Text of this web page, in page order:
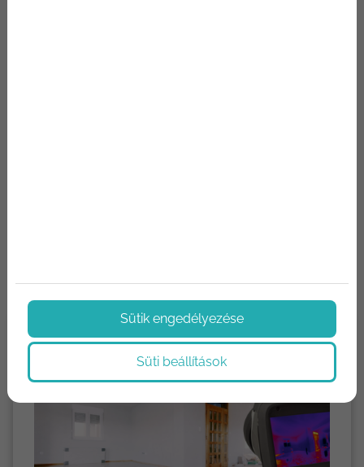
Sütik engedélyezése
Süti beállítások